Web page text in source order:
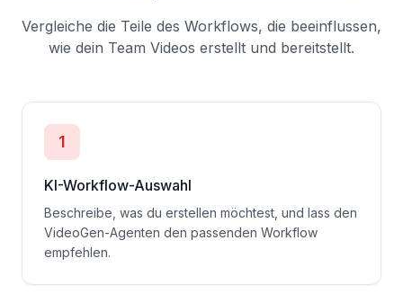
Vergleiche die Teile des Workflows, die beeinflussen,
wie dein Team Videos erstellt und bereitstellt.
1
KI-Workflow-Auswahl
Beschreibe, was du erstellen möchtest, und lass den
VideoGen-Agenten den passenden Workflow
empfehlen.